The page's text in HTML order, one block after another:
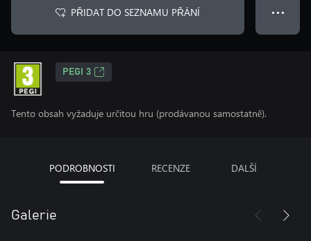
PŘIDAT DO SEZNAMU PŘÁNÍ ● ● ●
PEGI 3
Tento obsah vyžaduje určitou hru (prodávanou samostatně).
PODROBNOSTI RECENZE DALŠÍ
Galerie